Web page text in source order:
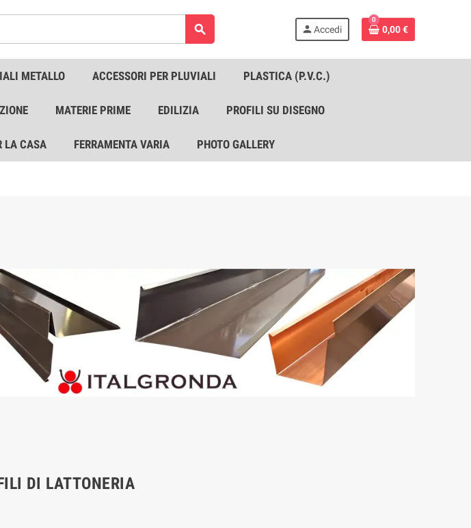
search person Accedi
0
0,00 €
METALLO ACCESSORI PER PLUVIALI PLASTICA (P.V.C.)
MATERIE PRIME EDILIZIA PROFILI SU DISEGNO
LA CASA FERRAMENTA VARIA PHOTO GALLERY
DI LATTONERIA